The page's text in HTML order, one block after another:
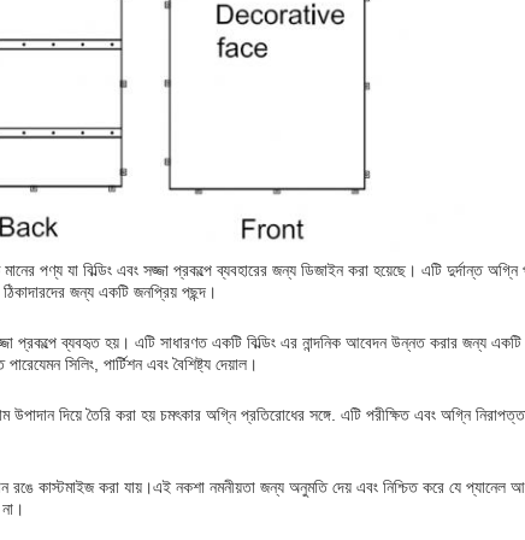
পণ্য যা বিল্ডিং এবং সজ্জা প্রকল্পে ব্যবহারের জন্য ডিজাইন করা হয়েছে। এটি দুর্দান্ত
জন্য একটি জনপ্রিয় পছন্দ।
প্রকল্পে ব্যবহৃত হয়। এটি সাধারণত একটি বিল্ডিং এর নান্দনিক আবেদন উন্নত করার জন্য
সিলিং, পার্টিশন এবং বৈশিষ্ট্য দেয়াল।
উপাদান দিয়ে তৈরি করা হয় চমৎকার অগ্নি প্রতিরোধের সঙ্গে. এটি পরীক্ষিত এবং অগ্নি
রঙে কাস্টমাইজ করা যায়।এই নকশা নমনীয়তা জন্য অনুমতি দেয় এবং নিশ্চিত করে যে প্যানেল